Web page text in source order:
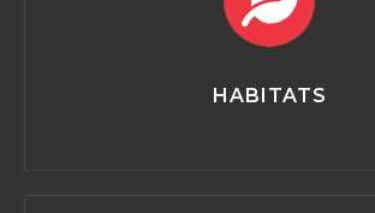
HABITATS